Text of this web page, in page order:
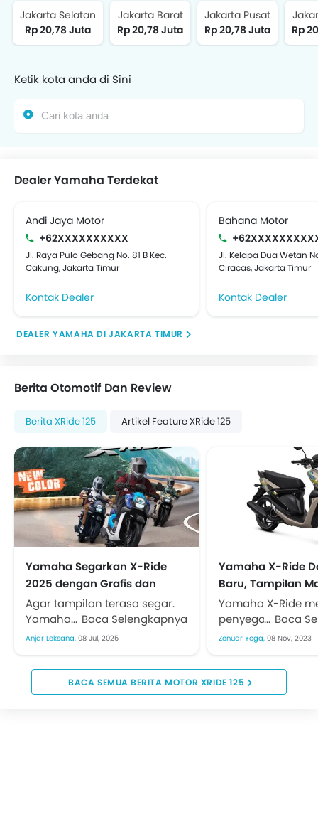
Jakarta Selatan
Rp 20,78 Juta
Jakarta Barat
Rp 20,78 Juta
Jakarta Pusat
Rp 20,78 Juta
Rp
Ketik kota anda di Sini
Dealer Yamaha Terdekat
Andi Jaya Motor
+62XXXXXXXXXX
Jl. Raya Pulo Gebang No. 81 B Kec.
Cakung, Jakarta Timur
Kontak Dealer
Bahana Motor
Jl. Kelapa Dua Wetan
Ciracas, Jakarta Timur
Kontak Dealer
DEALER YAMAHA DI JAKARTA TIMUR
Berita Otomotif Dan Review
Berita XRide 125 Artikel Feature XRide 125
Yamaha Segarkan X-Ride
2025 dengan Grafis dan
Warna Anyar
Agar tampilan terasa segar.
Yamaha Indonesia Motor
Manufacturing (YIMM)
model 2025. Ubahan tampilan
itu berupa...
Baca Selengkapnya
Anjar Leksana, 08 Jul, 2025
Yamaha X-Ride
Baru, Tampilan
Yamaha X-Ride
penyegaran
November 2023.
kelas 125 cc
Baca
Zenuar Yoga, 08 Nov, 2023
BERITA MOTOR XRIDE 125